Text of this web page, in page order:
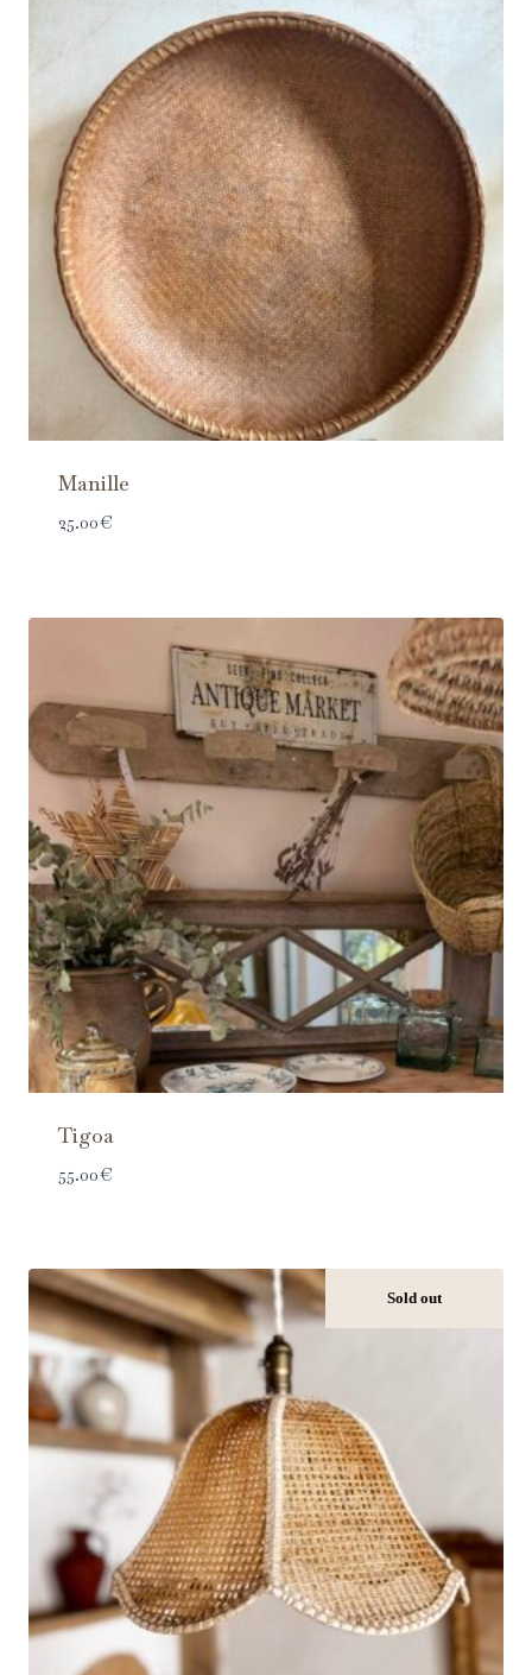
Manille
25.00€
Tigoa
55.00€
Sold out